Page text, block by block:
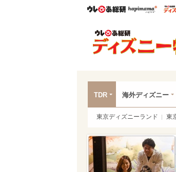
ウレぴあ総研
ハ
TDR 海外ディズニー
東京ディズニーランド 東